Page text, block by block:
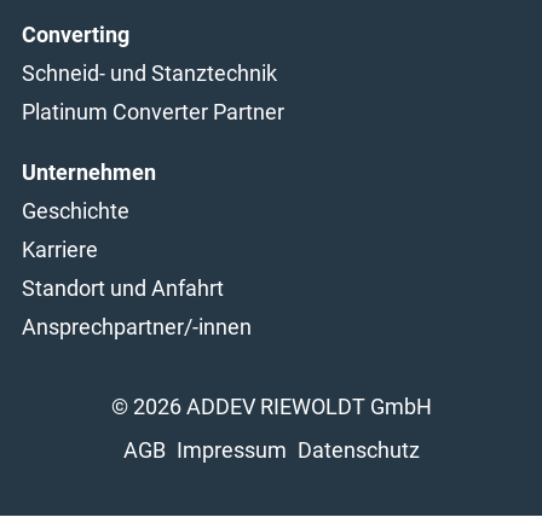
Converting
Schneid- und Stanztechnik
Platinum Converter Partner
Unternehmen
Geschichte
Karriere
Standort und Anfahrt
Ansprechpartner/-innen
© 2026 ADDEV RIEWOLDT GmbH
AGB Impressum Datenschutz